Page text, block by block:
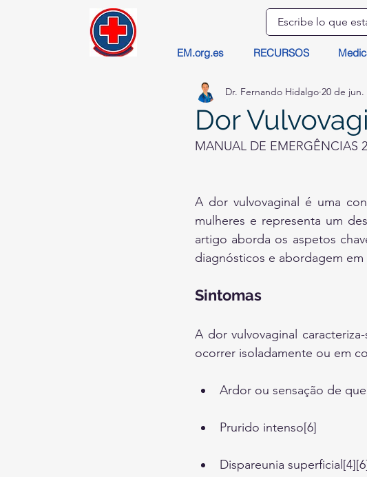
EM.org.es RECURSOS
Dor
Dr. Fernando Hidalgo 20 de jun.
MANUAL DE EMERGÊNCIAS
A dor vulvovaginal é uma
mulheres e representa um
artigo aborda os aspetos
diagnósticos e abordagem
Sintomas
A dor vulvovaginal
ocorrer isoladamente ou em
Ardor ou sensação de
Prurido intenso[6]
Dispareunia